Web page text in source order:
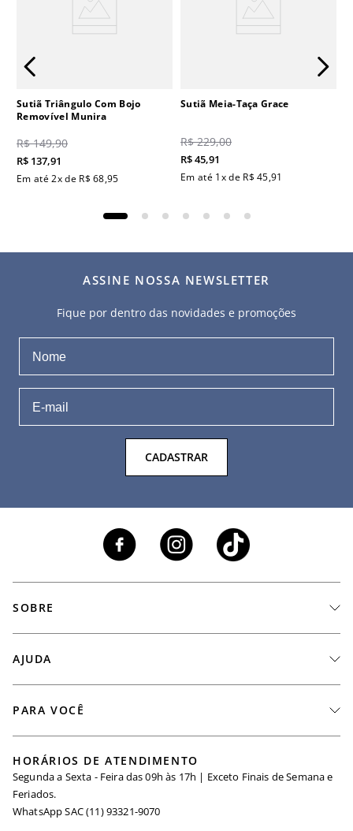
Sutiã Triângulo Com Bojo
Removível Munira
R$ 149,90
R$ 137,91
Em até2x de R$ 68,95
Sutiã Meia-Taça Grace
R$ 229,00
R$45,91
Em até 1x de R$ 45,91
ASSINE NOSSA NEWSLETTER
Fique por dentro das novidades e promoções
CADASTRAR
SOBRE
Seja um Revendedor
Igualdade Salarial
Requisição de Dados
AJUDA
Minha Conta
Trocas
PARA VOCÊ
Maternidade
Seja um Afiliado
HORÁRIOS DE ATENDIMENTO
Segunda a Sexta - Feira das 09h às 17h | Exceto Finais de Semana e
Feriados.
WhatsApp SAC (11) 93321-9070